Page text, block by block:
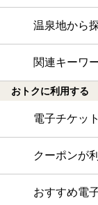
温泉地から
関連キーワ
おトクに利用する
電子チケッ
クーポンが
おすすめ電